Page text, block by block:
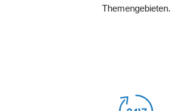
Themengebieten.